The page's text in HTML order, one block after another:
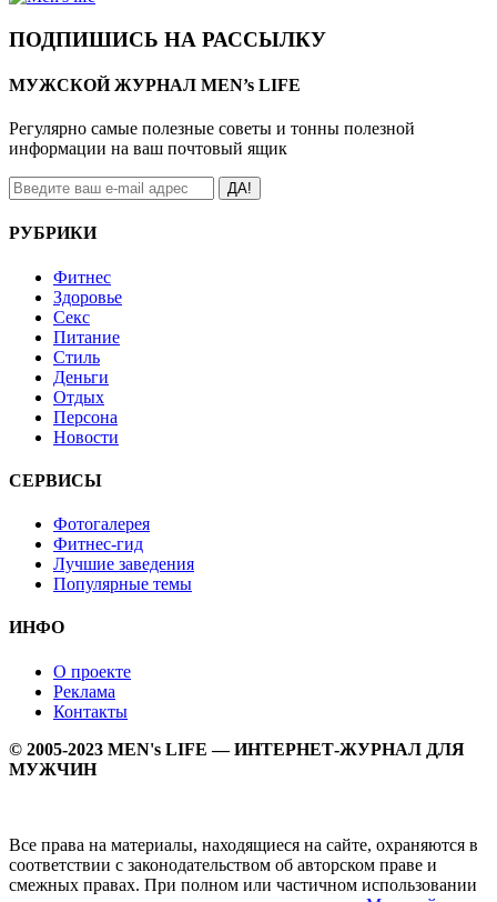
ПОДПИШИСЬ НА РАССЫЛКУ
МУЖСКОЙ ЖУРНАЛ MEN’s LIFE
Регулярно самые полезные советы и тонны полезной
информации на ваш почтовый ящик
ДА!
РУБРИКИ
Фитнес
Здоровье
Секс
Питание
Стиль
Деньги
Отдых
Персона
Новости
СЕРВИСЫ
Фотогалерея
Фитнес-гид
Лучшие заведения
Популярные темы
ИНФО
О проекте
Реклама
Контакты
© 2005-2023 MEN's LIFE — ИНТЕРНЕТ-ЖУРНАЛ ДЛЯ
МУЖЧИН
Все права на материалы, находящиеся на сайте, охраняются в
соответствии с законодательством об авторском праве и
смежных правах. При полном или частичном использовании